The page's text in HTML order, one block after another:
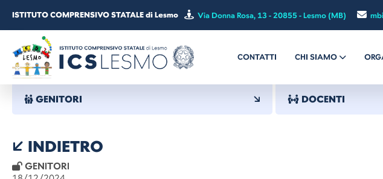
ISTITUTO COMPRENSIVO STATALE di Lesmo Via Donna Rosa, 13 - 20855 - Lesmo (MB)
CONTATTI CHI SIAMO
GENITORI DOCENTI
INDIETRO
GENITORI